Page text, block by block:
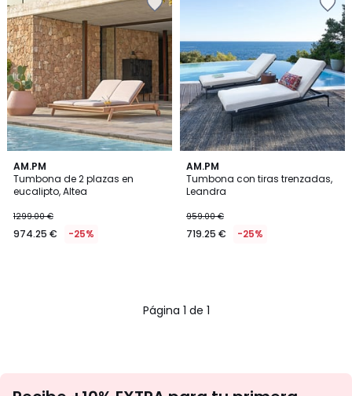
AM.PM
Tumbona de 2 plazas en
eucalipto, Altea
1299.00 €
974.25 € -25%
AM.PM
Tumbona con tiras trenzadas,
Leandra
959.00 €
719.25 € -25%
Página 1 de 1